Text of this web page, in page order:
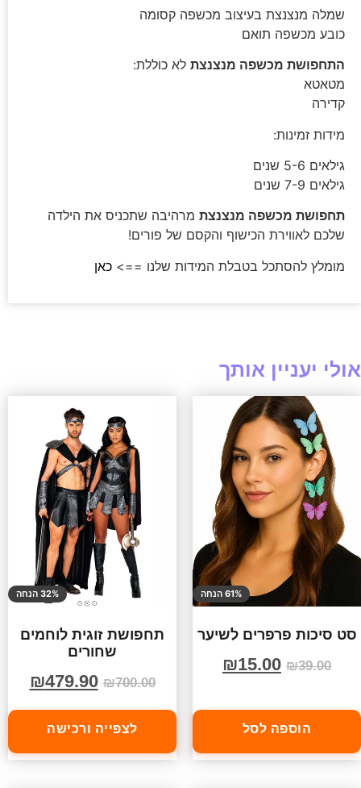
שמלה מנצנצת בעיצוב מכשפה קסומה
כובע מכשפה תואם
התחפושת מכשפה מנצנצת לא כוללת:
מטאטא
קדירה
מידות זמינות:
גילאים 5-6 שנים
גילאים 7-9 שנים
תחפושת מכשפה מנצנצת מרהיבה שתכניס את הילדה
שלכם לאווירת הכישוף והקסם של פורים!
מומלץ להסתכל בטבלת המידות שלנו ==> כאן
אולי יעניין אותך
61% הנחה
סט סיכות פרפרים לשיער
₪39.00
₪15.00
הוספה לסל
32% הנחה
תחפושת זוגית לוחמים
שחורים
₪700.00
₪479.90
לצפייה ורכישה